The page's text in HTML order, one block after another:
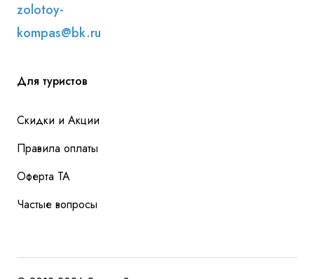
zolotoy-
kompas@bk.ru
Для туристов
Скидки и Акции
Правила оплаты
Оферта ТА
Частые вопросы